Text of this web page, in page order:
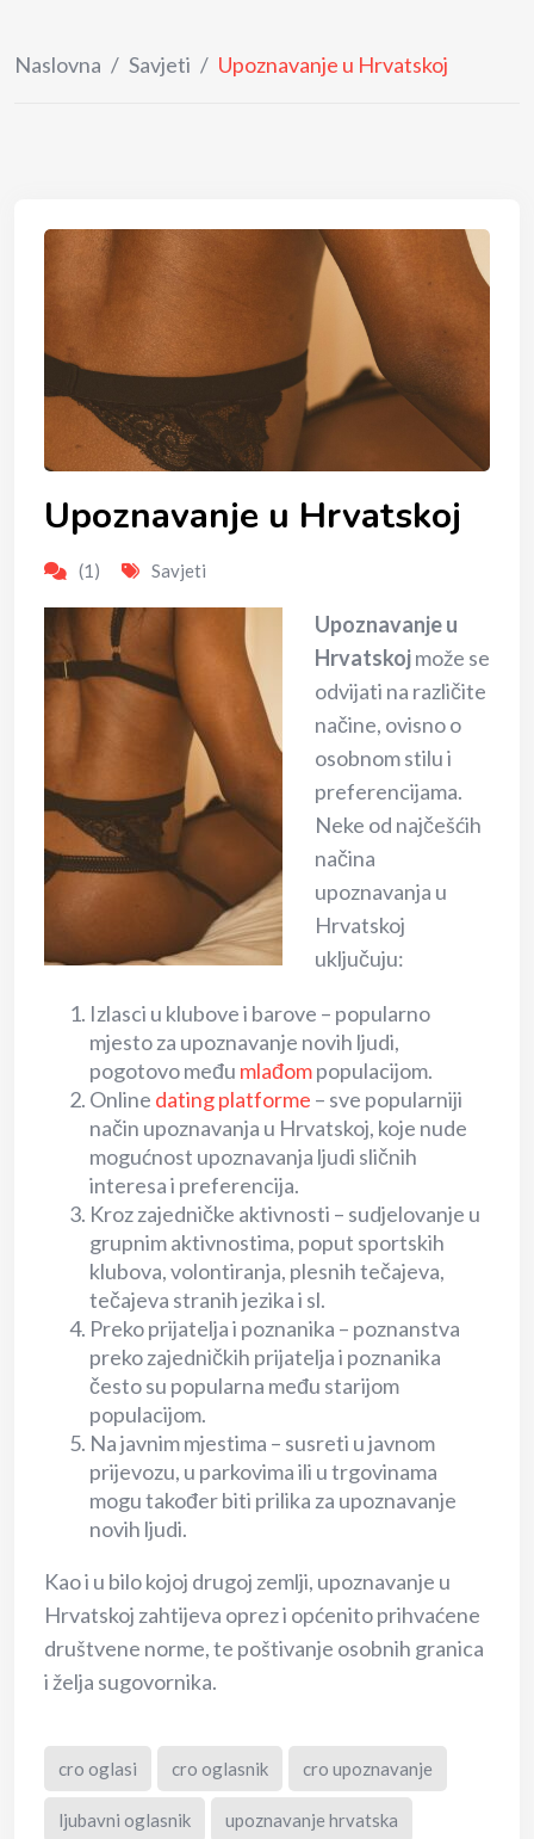
Naslovna / Savjeti / Upoznavanje u Hrvatskoj
Upoznavanje u Hrvatskoj
(1) Savjeti
Upoznavanje u
Hrvatskojmože se
odvijati na različite
načine, ovisno o
osobnom stilu i
preferencijama.
Neke od najčešćih
načina
upoznavanja u
Hrvatskoj
uključuju:
Izlasci u klubove i barove – popularno
mjesto za upoznavanje novih ljudi,
pogotovo među mlađompopulacijom.
Online dating platforme – sve popularniji
način upoznavanja u Hrvatskoj, koje nude
mogućnost upoznavanja ljudi sličnih
interesa i preferencija.
Kroz zajedničke aktivnosti – sudjelovanje u
grupnim aktivnostima, poput sportskih
klubova, volontiranja, plesnih tečajeva,
tečajeva stranih jezika i sl.
Preko prijatelja i poznanika – poznanstva
preko zajedničkih prijatelja i poznanika
često su popularna među starijom
populacijom.
Na javnim mjestima – susreti u javnom
prijevozu, u parkovima ili u trgovinama
mogu također biti prilika za upoznavanje
novih ljudi.
Kao i u bilo kojoj drugoj zemlji, upoznavanje u
Hrvatskoj zahtijeva oprez i općenito prihvaćene
društvene norme, te poštivanje osobnih granica
i želja sugovornika.
cro oglasi cro oglasnik cro upoznavanje
ljubavni oglasnik upoznavanje hrvatska